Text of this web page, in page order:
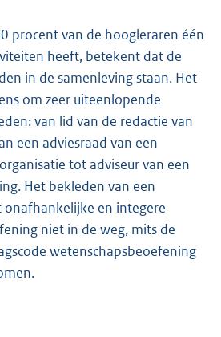
procent van de hoogleraren één
heeft, betekent dat de
in de samenleving staan. Het
om zeer uiteenlopende
van lid van de redactie van
een adviesraad van een
tot adviseur van een
Het bekleden van een
onafhankelijke en integere
niet in de weg, mits de
wetenschapsbeoefening